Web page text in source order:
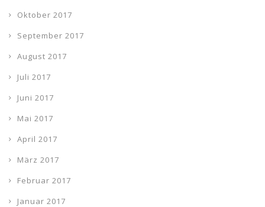
Oktober 2017
September 2017
August 2017
Juli 2017
Juni 2017
Mai 2017
April 2017
März 2017
Februar 2017
Januar 2017